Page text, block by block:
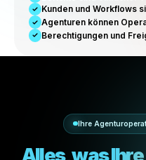
Rulrr ist für
Franchise-Wachstum
Rulrr gibt Ihrem Team
schneller